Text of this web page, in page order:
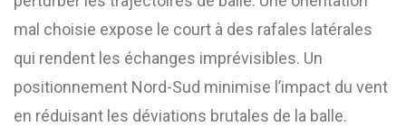
mal choisie expose le court à des rafales latérales
qui rendent les échanges imprévisibles. Un
positionnement Nord-Sud minimise l’impact du vent
en réduisant les déviations brutales de la balle.